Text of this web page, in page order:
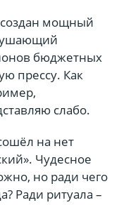
создан мощный
бюджетных
прессу. Как
слабо.
на нет
Чудесное
но ради чего
Ради ритуала –